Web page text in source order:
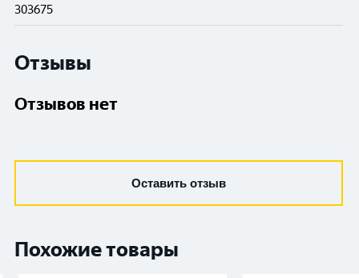
303675
Отзывы
Отзывов нет
Оставить отзыв
Похожие товары